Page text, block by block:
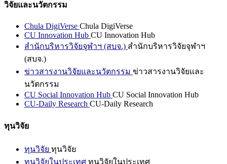
วิจัยและนวัตกรรม
Chula DigiVerse Chula DigiVerse
CU Innovation Hub CU Innovation Hub
สำนักบริหารวิจัยจุฬาฯ (สบจ.) สำนักบริหารวิจัยจุฬาฯ
(สบจ.)
ข่าวสารงานวิจัยและนวัตกรรม ข่าวสารงานวิจัยและ
นวัตกรรม
CU Social Innovation Hub CU Social Innovation Hub
CU-Daily Research CU-Daily Research
ทุนวิจัย
ทุนวิจัย ทุนวิจัย
ทุนวิจัยในประเทศ ทุนวิจัยในประเทศ